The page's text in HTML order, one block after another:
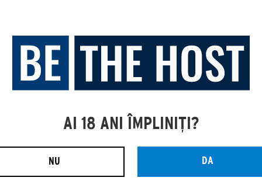
AI 18 ANI ÎMPLINIȚI?
NU DA